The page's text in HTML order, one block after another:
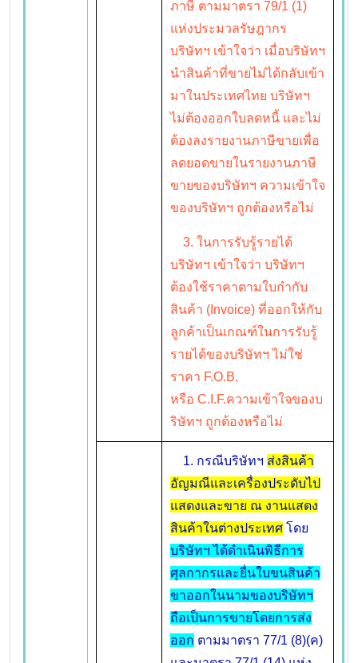
ภาษี ตามมาตรา 79/1 (1)
แห่งประมวลรัษฎากร
บริษัทฯ เข้าใจว่า เมื่อบริษัทฯ
นำสินค้าที่ขายไม่ได้กลับเข้า
มาในประเทศไทย บริษัทฯ
ไม่ต้องออกใบลดหนี้ และไม่
ต้องลงรายงานภาษีขายเพื่อ
ลดยอดขายในรายงานภาษี
ขายของบริษัทฯ ความเข้าใจ
ของบริษัทฯ ถูกต้องหรือไม่
3. ในการรับรู้รายได้
บริษัทฯ เข้าใจว่า บริษัทฯ
ต้องใช้ราคาตามใบกำกับ
สินค้า (Invoice) ที่ออกให้กับ
ลูกค้าเป็นเกณฑ์ในการรับรู้
รายได้ของบริษัทฯ ไม่ใช่
ราคา F.O.B.
หรือ C.I.F.ความเข้าใจของบ
ริษัทฯ ถูกต้องหรือไม่
1. กรณีบริษัทฯ ส่งสินค้า
อัญมณีและเครื่องประดับไป
แสดงและขาย ณ งานแสดง
สินค้าในต่างประเทศ โดย
บริษัทฯ ได้ดำเนินพิธีการ
ศุลกากรและยื่นใบขนสินค้า
ขาออกในนามของบริษัทฯ
ถือเป็นการขายโดยการส่ง
ออก ตามมาตรา 77/1 (8)(ค)